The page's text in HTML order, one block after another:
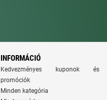
INFORMÁCIÓ
Kedvezményes kuponok és
promóciók
Minden kategória